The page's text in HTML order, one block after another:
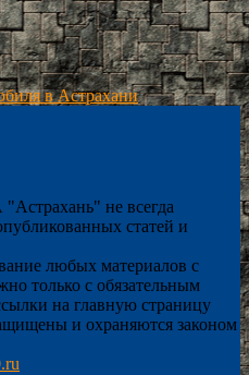
в Астрахани
не всегда
статей и
любых материалов с
только с обязательным
на главную страницу
и охраняются законом